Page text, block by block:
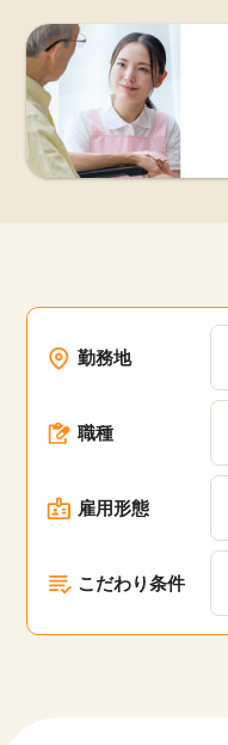
勤務地
職種
雇用形態
こだわり条件